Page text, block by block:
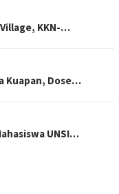
KKN-…
Kuapan, Dose…
UNSI…